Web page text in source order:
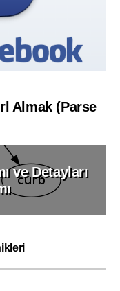
Almak (Parse
ve Detayları